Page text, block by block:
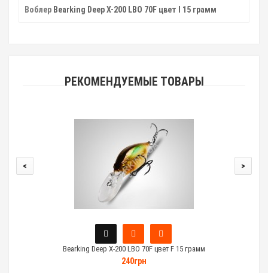
Воблер Bearking Deep X-200 LBO 70F цвет I 15 грамм
РЕКОМЕНДУЕМЫЕ ТОВАРЫ
Bearking Deep X-200 LBO 70F цвет F 15 грамм
240грн
< >